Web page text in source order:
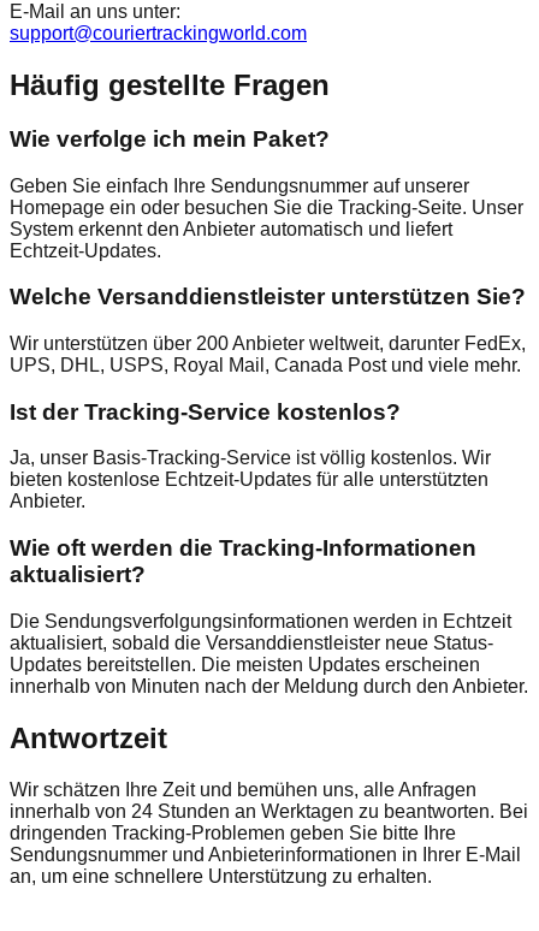
E-Mail an uns unter:
support@couriertrackingworld.com
Häufig gestellte Fragen
Wie verfolge ich mein Paket?
Geben Sie einfach Ihre Sendungsnummer auf unserer
Homepage ein oder besuchen Sie die Tracking-Seite. Unser
System erkennt den Anbieter automatisch und liefert
Echtzeit-Updates.
Welche Versanddienstleister unterstützen Sie?
Wir unterstützen über 200 Anbieter weltweit, darunter FedEx,
UPS, DHL, USPS, Royal Mail, Canada Post und viele mehr.
Ist der Tracking-Service kostenlos?
Ja, unser Basis-Tracking-Service ist völlig kostenlos. Wir
bieten kostenlose Echtzeit-Updates für alle unterstützten
Anbieter.
Wie oft werden die Tracking-Informationen
aktualisiert?
Die Sendungsverfolgungsinformationen werden in Echtzeit
aktualisiert, sobald die Versanddienstleister neue Status-
Updates bereitstellen. Die meisten Updates erscheinen
innerhalb von Minuten nach der Meldung durch den Anbieter.
Antwortzeit
Wir schätzen Ihre Zeit und bemühen uns, alle Anfragen
innerhalb von 24 Stunden an Werktagen zu beantworten. Bei
dringenden Tracking-Problemen geben Sie bitte Ihre
Sendungsnummer und Anbieterinformationen in Ihrer E-Mail
an, um eine schnellere Unterstützung zu erhalten.